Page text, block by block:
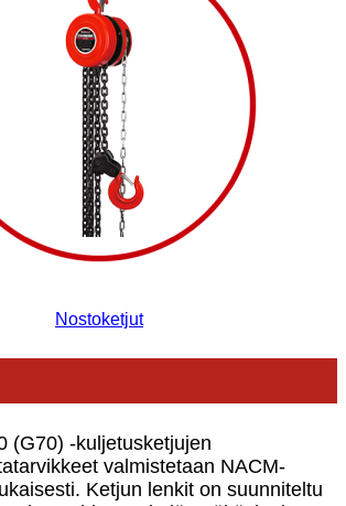
Nostoketjut
(G70) -kuljetusketjujen
valmistetaan NACM-
Ketjun lenkit on suunniteltu